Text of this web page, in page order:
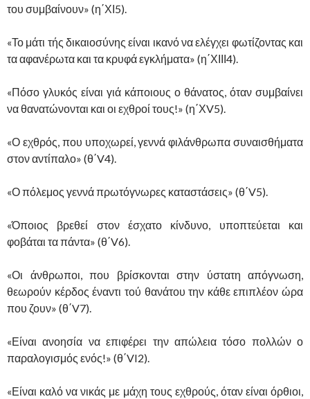
του συμβαίνουν» (η΄ΧΙ5).
«Το μάτι τής δικαιοσύνης είναι ικανό να ελέγχει φωτίζοντας και
τα αφανέρωτα και τα κρυφά εγκλήματα» (η΄ΧΙΙΙ4).
«Πόσο γλυκός είναι γιά κάποιους ο θάνατος, όταν συμβαίνει
να θανατώνονται και οι εχθροί τους!» (η΄ΧV5).
«Ο εχθρός, που υποχωρεί, γεννά φιλάνθρωπα συναισθήματα
στον αντίπαλο» (θ΄V4).
«Ο πόλεμος γεννά πρωτόγνωρες καταστάσεις» (θ΄V5).
«Όποιος βρεθεί στον έσχατο κίνδυνο, υποπτεύεται και
φοβάται τα πάντα» (θ΄V6).
«Οι άνθρωποι, που βρίσκονται στην ύστατη απόγνωση,
θεωρούν κέρδος έναντι τού θανάτου την κάθε επιπλέον ώρα
που ζουν» (θ΄V7).
«Είναι ανοησία να επιφέρει την απώλεια τόσο πολλών ο
παραλογισμός ενός!» (θ΄VI2).
«Είναι καλό να νικάς με μάχη τους εχθρούς, όταν είναι όρθιοι,